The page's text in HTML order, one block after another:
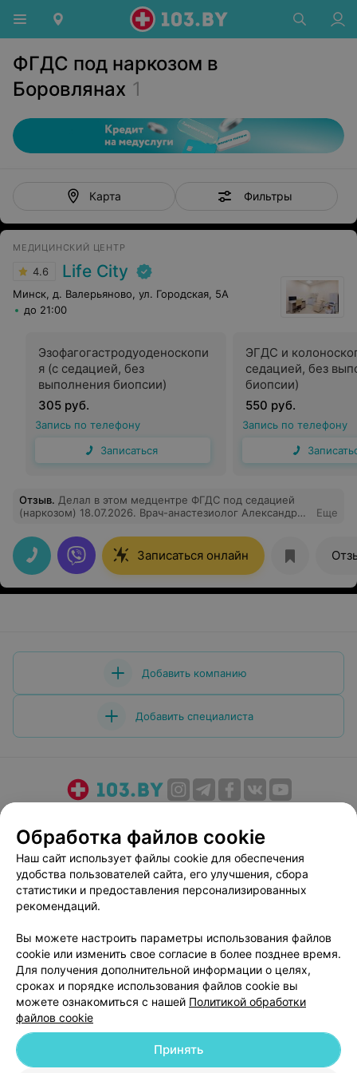
ФГДС под наркозом в
Боровлянах 1
Карта Фильтры
МЕДИЦИНСКИЙ ЦЕНТР
4.6 Life City
Минск, д. Валерьяново, ул. Городская, 5А
до 21:00
Эзофагогастродуоденоскопи
я (с седацией, без
выполнения биопсии)
305 руб.
Запись по телефону
Записаться
ЭГДС и
седацией, без
биопсии)
550 руб.
Запись по телефону
Отзыв. Делал в этом медцентре ФГДС под седацией
(наркозом) 18.07.2026. Врач-анастезиолог Александр
эндоскопист Гурбанова Акджемал Гайгсызовна,
медсестра-эндоскопическая Н.А. Все они – просто
замечательная команда. Их опыт и внимательное
отношение чувствуется буквально при одном их виде.
Сама процедура прошла очень комфортно, за что ещё
Еще
Записаться онлайн
Добавить компанию
Добавить специалиста
Медицинский маркетинг
Публичный договор
Пользовательское соглашение
Способы оплаты
Вакансии
Партнеры
Персональные настройки cookie
Обработка персональных данных
Обработка файлов cookie
Наш сайт использует файлы cookie для обеспечения
удобства пользователей сайта, его улучшения, сбора
статистики и предоставления персонализированных
рекомендаций.
Вы можете настроить параметры использования файлов
cookie или изменить свое согласие в более позднее время.
Для получения дополнительной информации о целях,
сроках и порядке использования файлов cookie вы
можете ознакомиться с нашей Политикой обработки
файлов cookie
Принять